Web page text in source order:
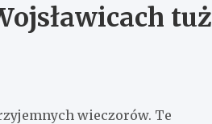
tuż
wieczorów. Te